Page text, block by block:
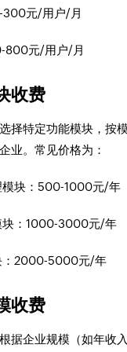
300元/用户/月
800元/用户/月
收费
择特定功能模块，按
业。常见价格为：
模块：500-1000元/年
块：1000-3000元/年
：2000-5000元/年
收费
据企业规模（如年收